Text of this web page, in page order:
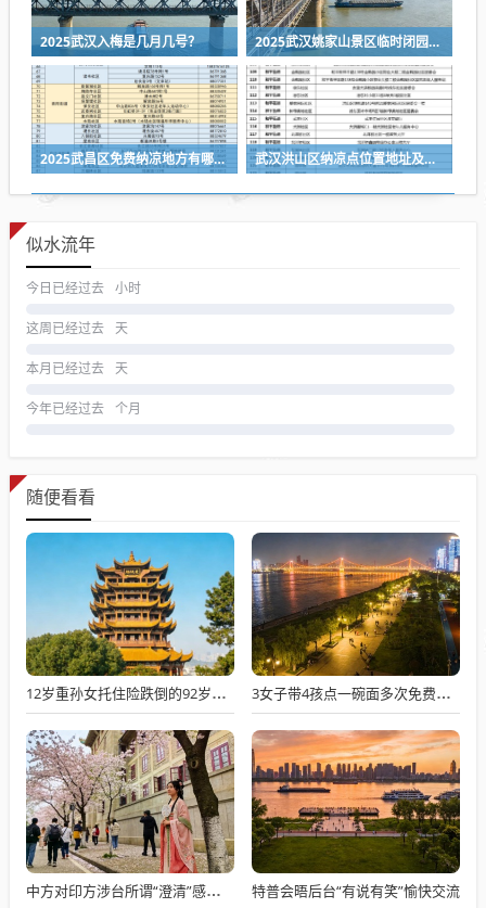
2025武汉入梅是几月几号？ 2025武汉姚家山景区临时闭园公告
2025武昌区免费纳凉地方有哪些? 武汉洪山区纳凉点位置地址及电话号码一览表2025
似水流年
今日已经过去 小时
这周已经过去 天
本月已经过去 天
今年已经过去 个月
随便看看
12岁重孙女托住险跌倒的92岁太爷爷 3女子带4孩点一碗面多次免费续面
中方对印方涉台所谓“澄清”感到意外 特普会晤后台“有说有笑”愉快交流